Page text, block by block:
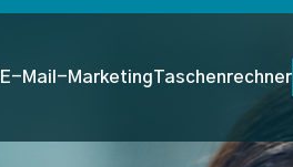
E-Mail-MarketingTaschenrechner